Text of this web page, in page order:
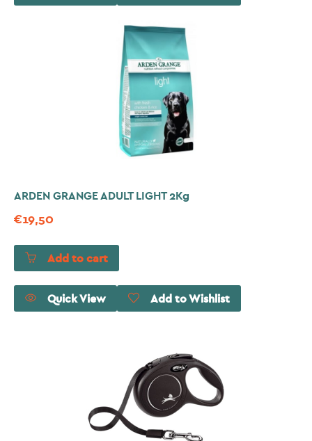
ARDEN GRANGE ADULT LIGHT 2Kg
€19,50
Add to cart
Quick View Add to Wishlist